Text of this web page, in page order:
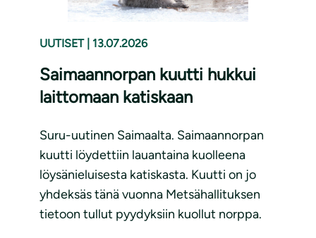
UUTISET 13.07.2026
Saimaannorpan kuutti hukkui
laittomaan katiskaan
Suru-uutinen Saimaalta. Saimaannorpan
kuutti löydettiin lauantaina kuolleena
löysänieluisesta katiskasta. Kuutti on jo
yhdeksäs tänä vuonna Metsähallituksen
tietoon tullut pyydyksiin kuollut norppa.